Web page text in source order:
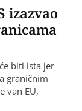
izazvao
biti ista jer
graničnim
van EU,